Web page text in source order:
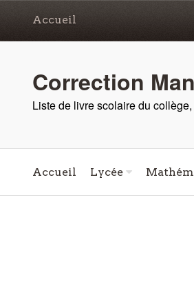
Accueil
Correction
Liste de livre scolaire du
Accueil Lycée